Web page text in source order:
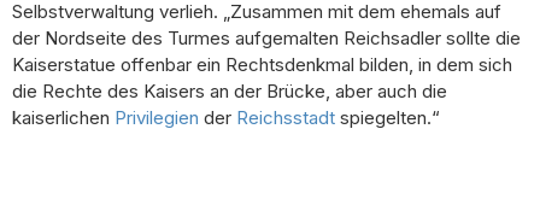
Selbstverwaltung verlieh. „Zusammen mit dem ehemals auf
der Nordseite des Turmes aufgemalten Reichsadler sollte die
Kaiserstatue offenbar ein Rechtsdenkmal bilden, in dem sich
die Rechte des Kaisers an der Brücke, aber auch die
kaiserlichen Privilegien der Reichsstadt spiegelten.“